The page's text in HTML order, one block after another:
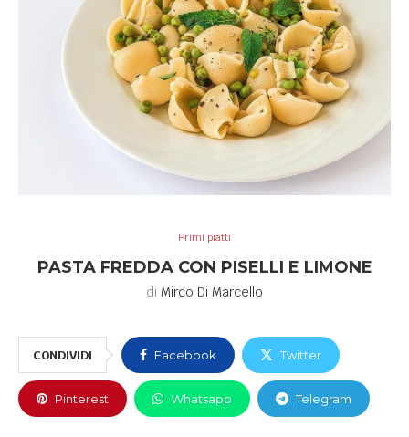
Primi piatti
PASTA FREDDA CON PISELLI E LIMONE
di Mirco Di Marcello
CONDIVIDI Facebook Twitter
Pinterest Whatsapp Telegram